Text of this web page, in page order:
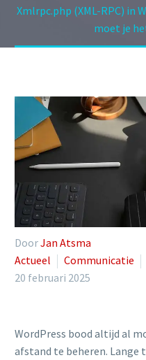
Xmlrpc.php (XML-RPC) in
moet je
DoorJan Atsma
Actueel
Communicatie
20 februari 2025
WordPress bood altijd al
afstand te beheren. Lange